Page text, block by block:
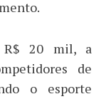
R$ 20 mil, a
de
o esporte